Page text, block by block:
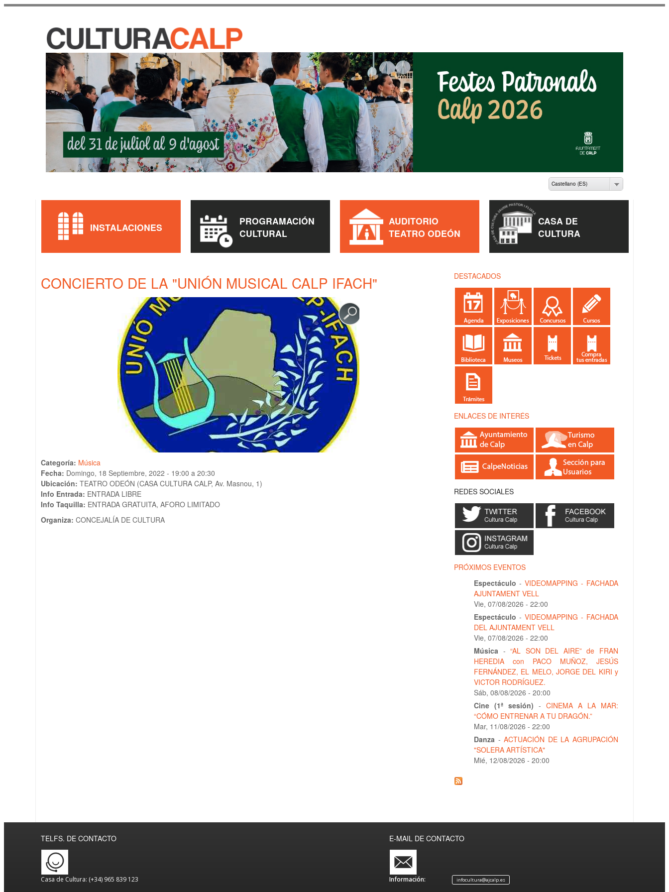
Castellano (ES)
CONCIERTO DE LA "UNIÓN MUSICAL CALP IFACH"
Categoría: Música
Fecha: Domingo, 18 Septiembre, 2022 - 19:00 a 20:30
Ubicación: TEATRO ODEÓN (CASA CULTURA CALP, Av. Masnou, 1)
Info Entrada: ENTRADA LIBRE
Info Taquilla: ENTRADA GRATUITA, AFORO LIMITADO
Organiza: CONCEJALÍA DE CULTURA
DESTACADOS
ENLACES DE INTERÉS
REDES SOCIALES
PRÓXIMOS EVENTOS
Espectáculo - VIDEOMAPPING - FACHADA
AJUNTAMENT VELL
Vie, 07/08/2026 - 22:00
Espectáculo - VIDEOMAPPING - FACHADA
DEL AJUNTAMENT VELL
Vie, 07/08/2026 - 22:00
Música -“AL SON DEL AIRE” de FRAN
HEREDIA con PACO MUÑOZ, JESÚS
FERNÁNDEZ, EL MELO, JORGE DEL KIRI y
VICTOR RODRÍGUEZ.
Sáb, 08/08/2026 - 20:00
Cine (1ª sesión) - CINEMA A LA MAR:
“CÓMO ENTRENAR A TU DRAGÓN.”
Mar, 11/08/2026 - 22:00
Danza -ACTUACIÓN DE LA AGRUPACIÓN
"SOLERA ARTÍSTICA"
Mié, 12/08/2026 - 20:00
INSTALACIONES
PROGRAMACIÓN
CULTURAL
AUDITORIO
TEATRO ODEÓN
CASA DE
CULTURA
TELFS. DE CONTACTO
Casa de Cultura: (+34) 965 839 123
E-MAIL DE CONTACTO
Información: infocultura@ajcalp.es